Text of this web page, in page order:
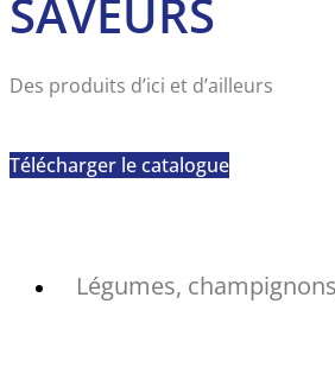
SAVEURS
Des produits d’ici et d’ailleurs
Télécharger le catalogue
Légumes,